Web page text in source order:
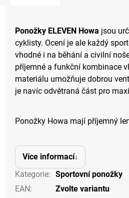
Ponožky ELEVEN Howa jsou
cyklisty. Ocení je ale každý
vhodné i na běhání a civilní
příjemné a funkční kombinace
materiálu umožňuje dobrou
je navíc odvětraná část pro
Ponožky Howa mají příjemný
Více informací
Kategorie: Sportovní ponožky
EAN:
Zvolte variantu